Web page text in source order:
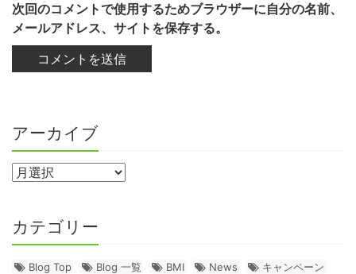
次回のコメントで使用するためブラウザーに自分の名前、
メールアドレス、サイトを保存する。
アーカイブ
カテゴリー
Blog Top Blog 一覧 BMI News
キャンペーン